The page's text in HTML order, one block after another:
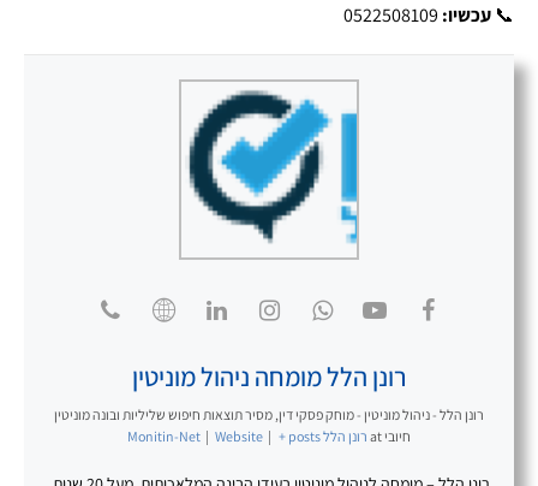
📞 עכשיו:
רונן הלל מומחה ניהול מוניטין
רונן הלל - ניהול מוניטין - מוחק פסקי דין, מסיר תוצאות חיפוש שליליות ובונה מוניטין
חיובי at רונן הלל Monitin-Net | Website | + posts